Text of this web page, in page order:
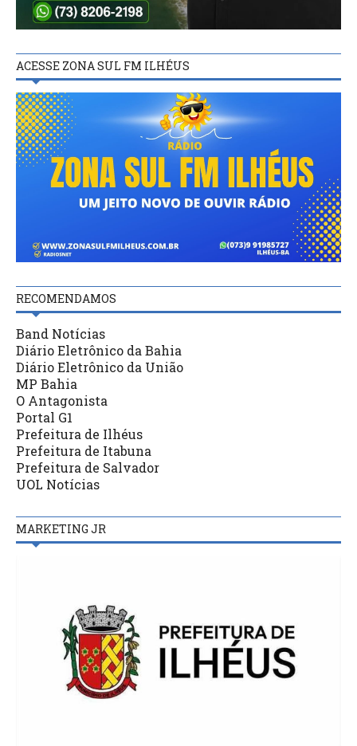
ACESSE ZONA SUL FM ILHÉUS
RECOMENDAMOS
Band Notícias
Diário Eletrônico da Bahia
Diário Eletrônico da União
MP Bahia
O Antagonista
Portal G1
Prefeitura de Ilhéus
Prefeitura de Itabuna
Prefeitura de Salvador
UOL Notícias
MARKETING JR